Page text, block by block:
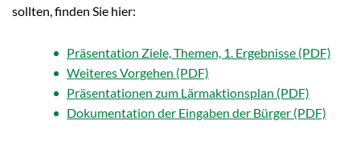
sollten, finden Sie hier:
Präsentation Ziele, Themen, 1. Ergebnisse
Weiteres Vorgehen
Präsentationen zum Lärmaktionsplan
Dokumentation der Eingaben der Bürger